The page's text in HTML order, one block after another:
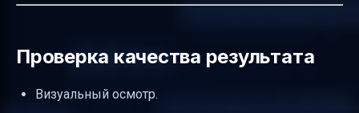
Проверка качества результата
Визуальный осмотр.